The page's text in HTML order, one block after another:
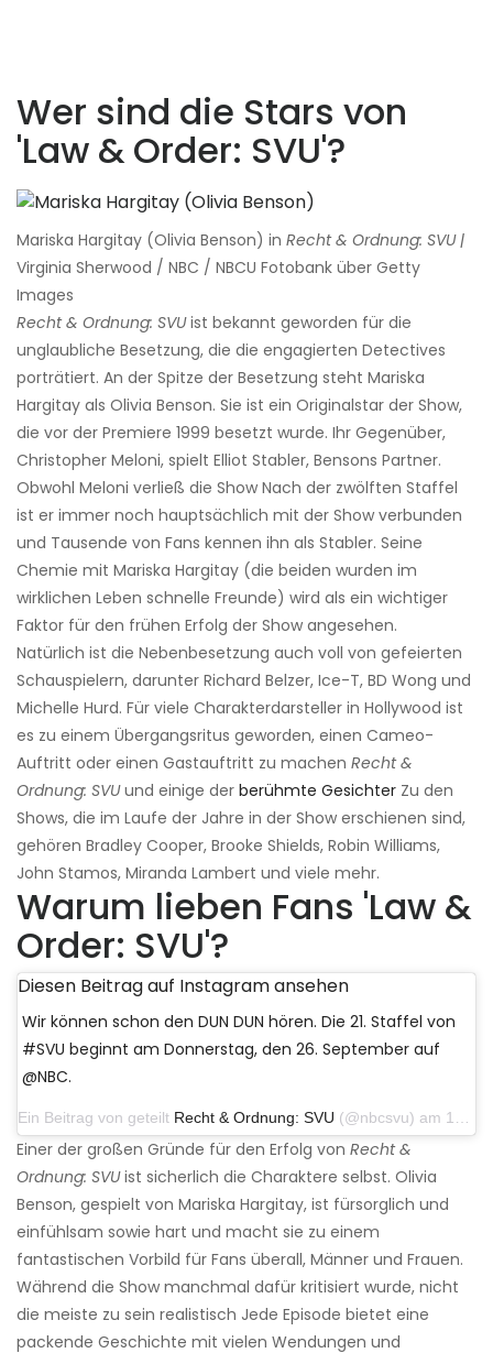
Wer sind die Stars von
'Law & Order: SVU'?
Mariska Hargitay (Olivia Benson) in Recht & Ordnung: SVU |
Virginia Sherwood / NBC / NBCU Fotobank über Getty
Images
Recht & Ordnung: SVUist bekannt geworden für die
unglaubliche Besetzung, die die engagierten Detectives
porträtiert. An der Spitze der Besetzung steht Mariska
Hargitay als Olivia Benson. Sie ist ein Originalstar der Show,
die vor der Premiere 1999 besetzt wurde. Ihr Gegenüber,
Christopher Meloni, spielt Elliot Stabler, Bensons Partner.
Obwohl Meloni verließ die Show Nach der zwölften Staffel
ist er immer noch hauptsächlich mit der Show verbunden
und Tausende von Fans kennen ihn als Stabler. Seine
Chemie mit Mariska Hargitay (die beiden wurden im
wirklichen Leben schnelle Freunde) wird als ein wichtiger
Faktor für den frühen Erfolg der Show angesehen.
Natürlich ist die Nebenbesetzung auch voll von gefeierten
Schauspielern, darunter Richard Belzer, Ice-T, BD Wong und
Michelle Hurd. Für viele Charakterdarsteller in Hollywood ist
es zu einem Übergangsritus geworden, einen Cameo-
Auftritt oder einen Gastauftritt zu machen Recht &
Ordnung: SVUund einige der berühmte Gesichter Zu den
Shows, die im Laufe der Jahre in der Show erschienen sind,
gehören Bradley Cooper, Brooke Shields, Robin Williams,
John Stamos, Miranda Lambert und viele mehr.
Warum lieben Fans 'Law &
Order: SVU'?
Diesen Beitrag auf Instagram ansehen
Wir können schon den DUN DUN hören. Die 21. Staffel von
#SVU beginnt am Donnerstag, den 26. September auf
@NBC.
Ein Beitrag von geteilt Recht & Ordnung: SVU (@nbcsvu) am 17. Juni 2019 um 11:18 Uhr PDT
Einer der großen Gründe für den Erfolg von Recht &
Ordnung: SVUist sicherlich die Charaktere selbst. Olivia
Benson, gespielt von Mariska Hargitay, ist fürsorglich und
einfühlsam sowie hart und macht sie zu einem
fantastischen Vorbild für Fans überall, Männer und Frauen.
Während die Show manchmal dafür kritisiert wurde, nicht
die meiste zu sein realistisch Jede Episode bietet eine
packende Geschichte mit vielen Wendungen und